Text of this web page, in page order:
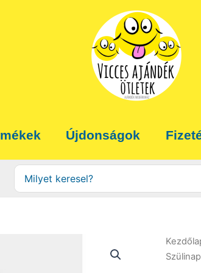
Újdonságok
Search
for: